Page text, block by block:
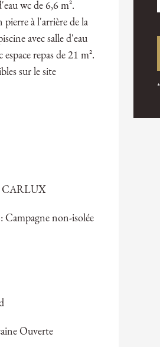
wc de 6,6 m².
pierre à l'arrière de la
avec salle d'eau
repas de 21 m².
sur le site
CARLUX
non-isolée
Ouverte